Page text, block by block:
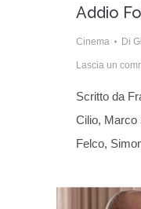
Addio
Cinema Di
Lascia un
Scritto da
Cilio, Marco
Felco,